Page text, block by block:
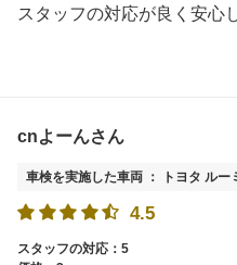
スタッフの対応が良く安心
cnよーんさん
車検を実施した車両 ： トヨタ ルー
4.5
スタッフの対応：5